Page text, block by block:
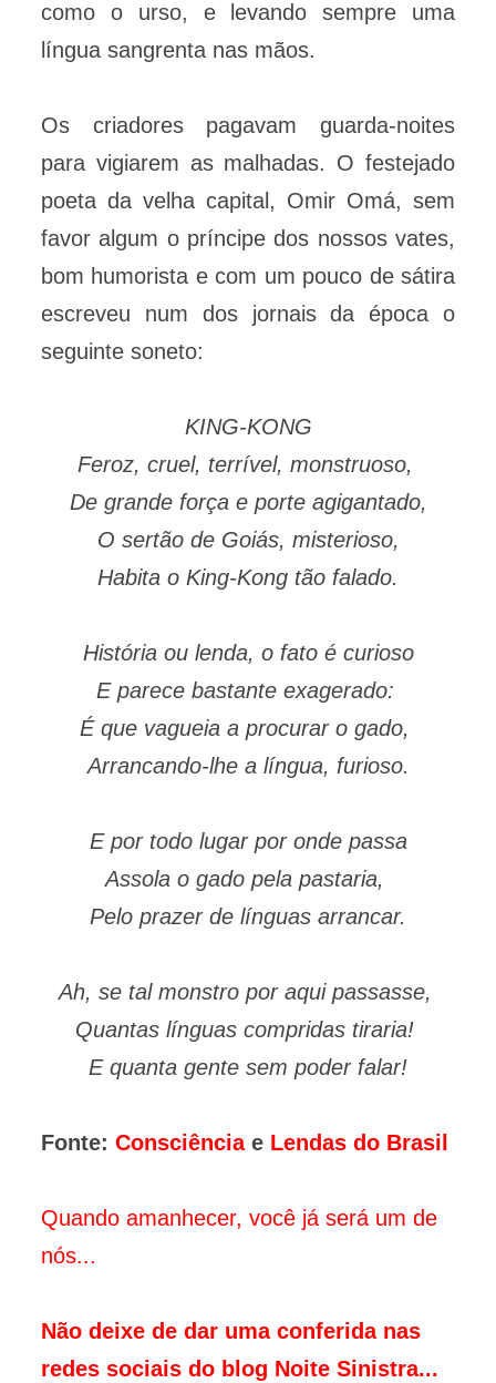
como o urso, e levando sempre uma
língua sangrenta nas mãos.
Os criadores pagavam guarda-noites
para vigiarem as malhadas. O festejado
poeta da velha capital, Omir Omá, sem
favor algum o príncipe dos nossos vates,
bom humorista e com um pouco de sátira
escreveu num dos jornais da época o
seguinte soneto:
KING-KONG
Feroz, cruel, terrível, monstruoso,
De grande força e porte agigantado,
O sertão de Goiás, misterioso,
Habita o King-Kong tão falado.
História ou lenda, o fato é curioso
E parece bastante exagerado:
É que vagueia a procurar o gado,
Arrancando-lhe a língua, furioso.
E por todo lugar por onde passa
Assola o gado pela pastaria,
Pelo prazer de línguas arrancar.
Ah, se tal monstro por aqui passasse,
Quantas línguas compridas tiraria!
E quanta gente sem poder falar!
Fonte: Consciênciae Lendas do Brasil
Quando amanhecer, você já será um de
nós...
Não deixe de dar uma conferida nas
redes sociais do blog Noite Sinistra...